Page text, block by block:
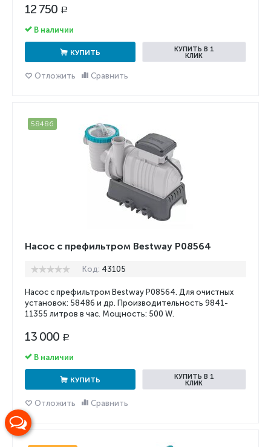
12 750 Р
В наличии
КУПИТЬ
КУПИТЬ В 1
КЛИК
Отложить Сравнить
58486
Насос с префильтром Bestway P08564
Код: 43105
Насос с префильтром Bestway P08564. Для очистных
установок: 58486 и др. Производительность 9841-
11355 литров в час. Мощность: 500 W.
13 000 Р
В наличии
КУПИТЬ
КУПИТЬ В 1
КЛИК
Отложить Сравнить